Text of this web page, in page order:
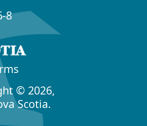
8
© 2026,
Scotia.